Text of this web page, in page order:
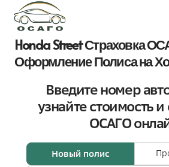
Honda Street Страховка
Оформление Полиса на